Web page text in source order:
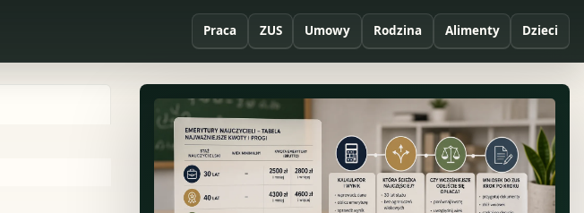
Praca ZUS Umowy Rodzina Alimenty Dzieci